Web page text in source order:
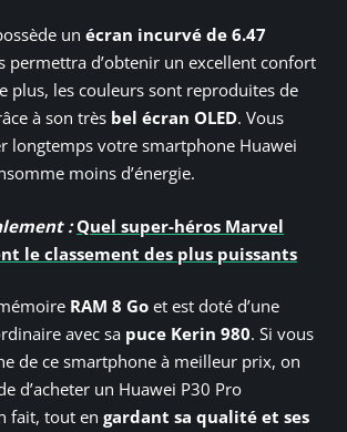
un écran incurvé de 6.47
permettra d’obtenir un excellent confort
plus, les couleurs sont reproduites de
à son très bel écran OLED. Vous
longtemps votre smartphone Huawei
moins d’énergie.
: Quel super-héros Marvel
le classement des plus puissants
RAM 8 Go et est doté d’une
avec sa puce Kerin 980. Si vous
de ce smartphone à meilleur prix, on
d’acheter un Huawei P30 Pro
fait, tout en gardant sa qualité et ses